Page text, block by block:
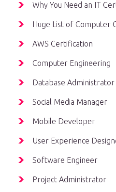
Why You Need an IT
Huge List of Computer
AWS Certification
Computer Engineering
Database Administrator
Social Media Manager
Mobile Developer
User Experience
Software Engineer
Project Administrator